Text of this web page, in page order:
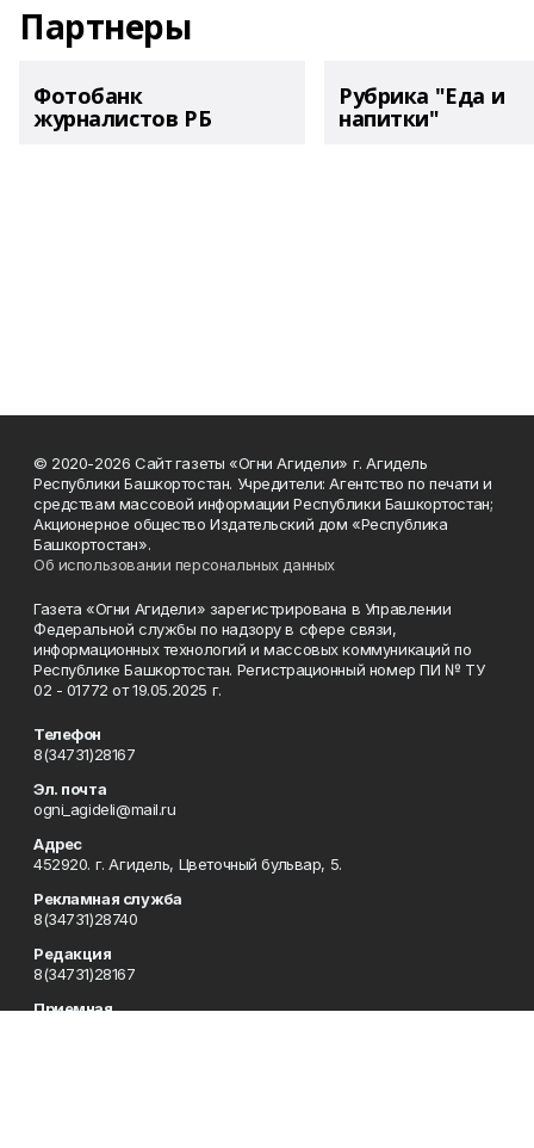
Партнеры
Фотобанк
журналистов РБ
Рубрика "Еда и
напитки"
© 2020-2026 Сайт газеты «Огни Агидели» г. Агидель
Республики Башкортостан. Учредители: Агентство по печати и
средствам массовой информации Республики Башкортостан;
Акционерное общество Издательский дом «Республика
Башкортостан».
Об использовании персональных данных
Газета «Огни Агидели» зарегистрирована в Управлении
Федеральной службы по надзору в сфере связи,
информационных технологий и массовых коммуникаций по
Республике Башкортостан. Регистрационный номер ПИ № ТУ
02 - 01772 от 19.05.2025 г.
Телефон
8(34731)28167
Эл. почта
ogni_agideli@mail.ru
Адрес
452920. г. Агидель, Цветочный бульвар, 5.
Рекламная служба
8(34731)28740
Редакция
8(34731)28167
Приемная